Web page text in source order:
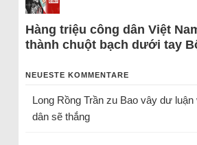
Hàng triệu công dân Việt
thành chuột bạch dưới tay
NEUESTE KOMMENTARE
Long Rồng Trầnzu Bao vây dư
dân sẽ thắng